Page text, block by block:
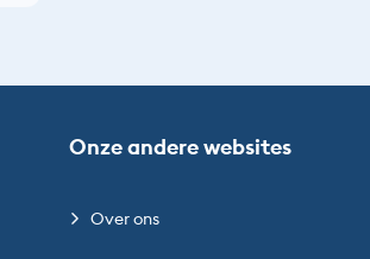
Onze andere websites
Over ons